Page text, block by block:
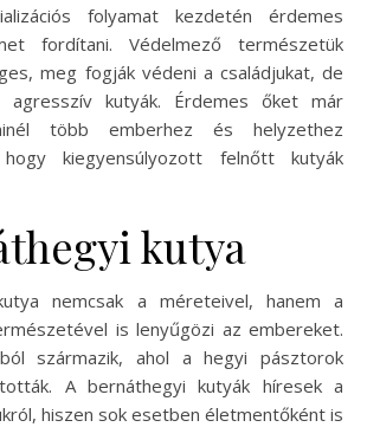
folyamat kezdetén érdemes
fordítani. Védelmező természetük
meg fogják védeni a családjukat, de
agresszív kutyák. Érdemes őket már
több emberhez és helyzethez
hogy kiegyensúlyozott felnőtt kutyák
kutya
nemcsak a méreteivel, hanem a
is lenyűgözi az embereket.
származik, ahol a hegyi pásztorok
A bernáthegyi kutyák híresek a
hiszen sok esetben életmentőként is